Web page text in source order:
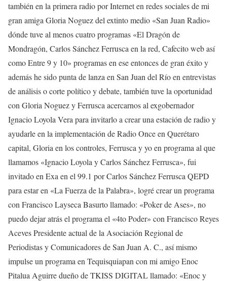
también en la primera radio por Internet en redes sociales de mi
gran amiga Gloria Noguez del extinto medio «San Juan Radio»
dónde tuve al menos cuatro programas «El Dragón de
Mondragón, Carlos Sánchez Ferrusca en la red, Cafecito web así
como Entre 9 y 10» programas en ese entonces de gran éxito y
además he sido punta de lanza en San Juan del Río en entrevistas
de análisis o corte político y debate, también tuve la oportunidad
con Gloria Noguez y Ferrusca acercarnos al exgobernador
Ignacio Loyola Vera para invitarlo a crear una estación de radio y
ayudarle en la implementación de Radio Once en Querétaro
capital, Gloria en los controles, Ferrusca y yo en programa al que
llamamos «Ignacio Loyola y Carlos Sánchez Ferrusca», fui
invitado en Exa en el 99.1 por Carlos Sánchez Ferrusca QEPD
para estar en «La Fuerza de la Palabra», logré crear un programa
con Francisco Layseca Basurto llamado: «Poker de Ases», no
puedo dejar atrás el programa el «4to Poder» con Francisco Reyes
Aceves Presidente actual de la Asociación Regional de
Periodistas y Comunicadores de San Juan A. C., así mismo
impulse un programa en Tequisquiapan con mi amigo Enoc
Pitalua Aguirre dueño de TKISS DIGITAL llamado: «Enoc y